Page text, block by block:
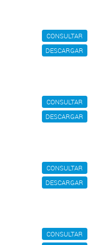
CONSULTAR
DESCARGAR
CONSULTAR
DESCARGAR
CONSULTAR
DESCARGAR
CONSULTAR